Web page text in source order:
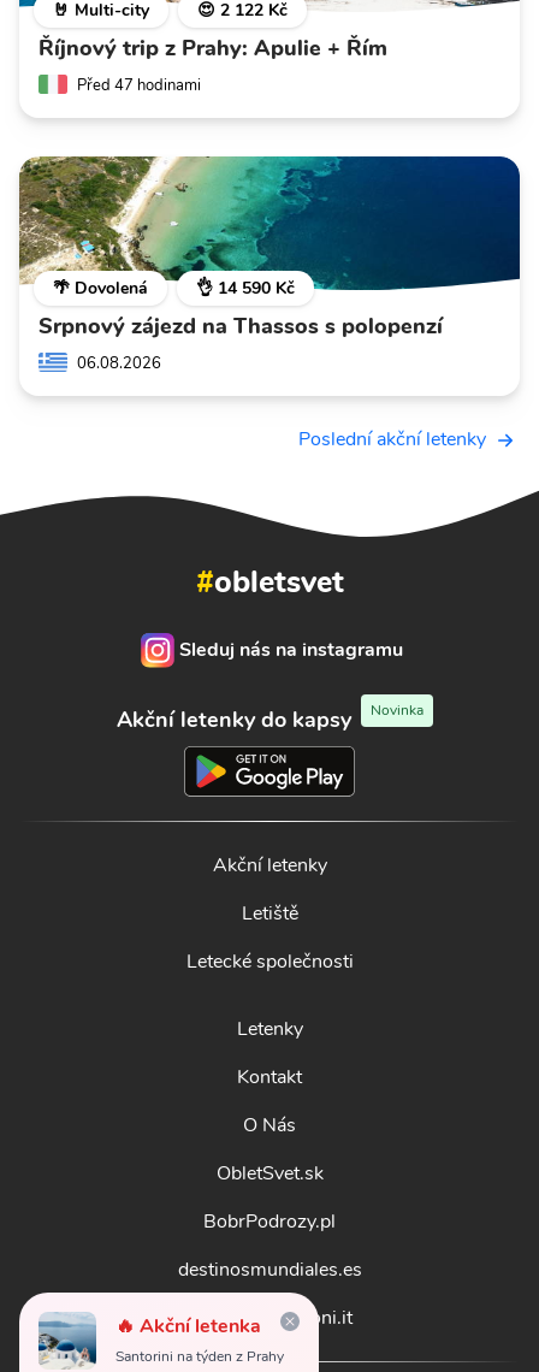
🤘 Multi-city 😍 2 122 Kč
Říjnový trip z Prahy: Apulie + Řím
Před 47 hodinami
🌴 Dovolená 👌 14 590 Kč
Srpnový zájezd na Thassos s polopenzí
06.08.2026
Poslední akční letenky
🔥 Akční letenka
Santorini na týden z Prahy
#obletsvet
Sleduj nás na instagramu
Akční letenky do kapsy Novinka
Akční letenky
Letiště
Letecké společnosti
Letenky
Kontakt
O Nás
ObletSvet.sk
BobrPodrozy.pl
destinosmundiales.es
guidadestinazioni.it